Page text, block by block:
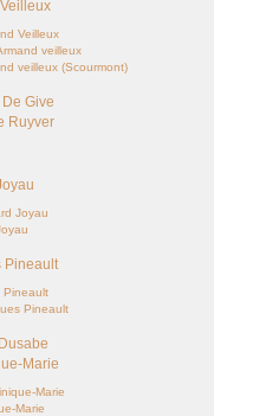
Veilleux
veilleux
veilleux (Scourmont)
Give
Ruyver
Joyau
Pineault
Pineault
Pineault
Marie
Marie
Marie